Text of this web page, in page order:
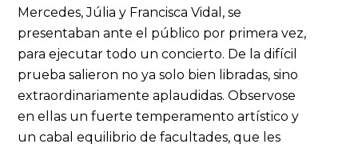
Mercedes, Júlia y Francisca Vidal, se
presentaban ante el público por primera vez,
para ejecutar todo un concierto. De la difícil
prueba salieron no ya solo bien libradas, sino
extraordinariamente aplaudidas. Observose
en ellas un fuerte temperamento artístico y
un cabal equilibrio de facultades, que les